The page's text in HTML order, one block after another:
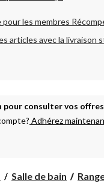
les membres
articles avec la livraison
pour consulter vos
Adhérez
Salle de bain